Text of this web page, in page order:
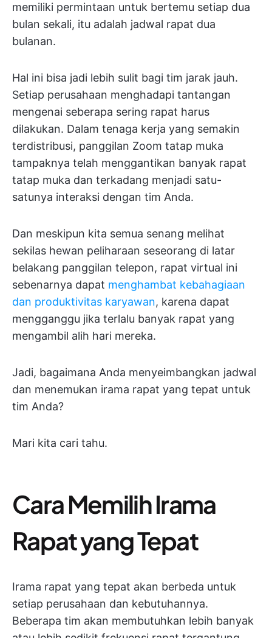
memiliki permintaan untuk bertemu setiap dua
bulan sekali, itu adalah jadwal rapat dua
bulanan.
Hal ini bisa jadi lebih sulit bagi tim jarak jauh.
Setiap perusahaan menghadapi tantangan
mengenai seberapa sering rapat harus
dilakukan. Dalam tenaga kerja yang semakin
terdistribusi, panggilan Zoom tatap muka
tampaknya telah menggantikan banyak rapat
tatap muka dan terkadang menjadi satu-
satunya interaksi dengan tim Anda.
Dan meskipun kita semua senang melihat
sekilas hewan peliharaan seseorang di latar
belakang panggilan telepon, rapat virtual ini
sebenarnya dapat menghambat kebahagiaan
dan produktivitas karyawan, karena dapat
mengganggu jika terlalu banyak rapat yang
mengambil alih hari mereka.
Jadi, bagaimana Anda menyeimbangkan jadwal
dan menemukan irama rapat yang tepat untuk
tim Anda?
Mari kita cari tahu.
Cara Memilih Irama
Rapat yang Tepat
Irama rapat yang tepat akan berbeda untuk
setiap perusahaan dan kebutuhannya.
Beberapa tim akan membutuhkan lebih banyak